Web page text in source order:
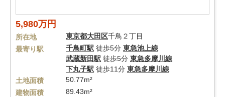
5,980万円
所在地 東京都大田区千鳥２丁目
最寄り駅
千鳥町駅 徒歩5分 東急池上線
武蔵新田駅 徒歩5分 東急多摩川線
下丸子駅 徒歩11分 東急多摩川線
土地面積
50.77m²
建物面積
89.43m²